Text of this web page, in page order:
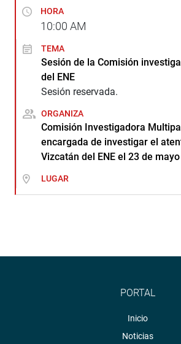
HORA
10:00 AM
TEMA
Sesión de la Comisión
del ENE
Sesión reservada.
ORGANIZA
Comisión Investigadora
encargada de investigar el
Vizcatán del ENE el 23 de
LUGAR
PORTAL
Inicio
Noticias